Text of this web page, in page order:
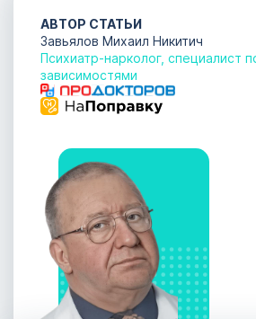
АВТОР СТАТЬИ
Завьялов Михаил Никитич
Психиатр-нарколог, специалист
зависимостями
ОСТАВИТЬ